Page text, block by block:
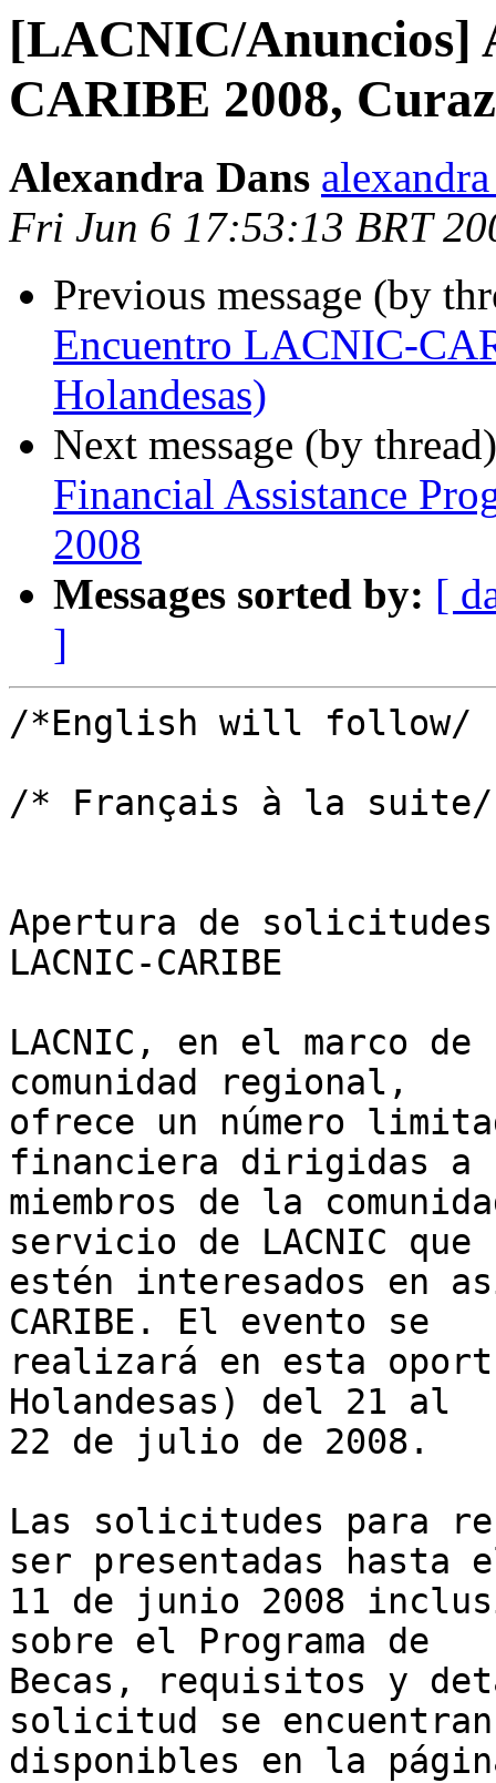
[LACNIC/Anuncios]
CARIBE 2008,
Alexandra Dans
Fri Jun 6 17:53:13 BRT
Previous message (by
Encuentro LACNIC-
Holandesas)
Next message (by
Financial Assistance
2008
Messages sorted by: [
]
/*English will follow/
/* Français à la suite/
Apertura de solicitudes
LACNIC-CARIBE
LACNIC, en el marco
comunidad regional,
ofrece un número
financiera dirigidas a
miembros de la
servicio de LACNIC que
estén interesados en
CARIBE. El evento se
realizará en esta
Holandesas) del 21 al
22 de julio de 2008.
Las solicitudes para
ser presentadas hasta
11 de junio 2008
sobre el Programa de
Becas, requisitos y
solicitud se
disponibles en la